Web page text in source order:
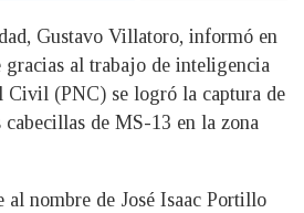
Gustavo Villatoro, informó en
gracias al trabajo de inteligencia
Civil (PNC) se logró la captura de
de MS-13 en la zona
al nombre de José Isaac Portillo